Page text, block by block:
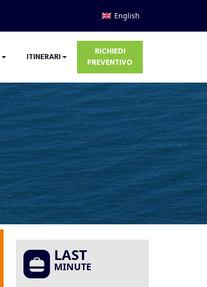
English
ITINERARI
RICHIEDI
PREVENTIVO
LAST
MINUTE